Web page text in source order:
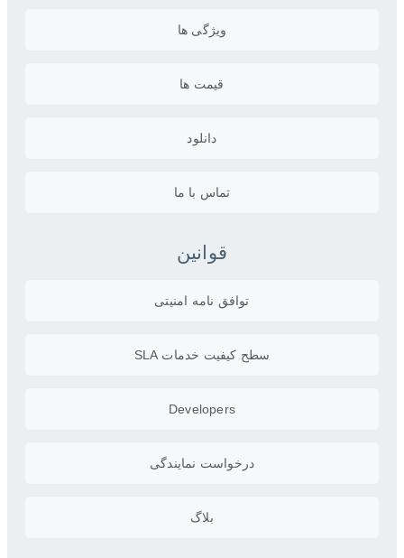
ویژگی ها
قیمت ها
دانلود
تماس با ما
قوانین
توافق نامه امنیتی
سطح کیفیت خدمات SLA
Developers
درخواست نمایندگی
بلاگ